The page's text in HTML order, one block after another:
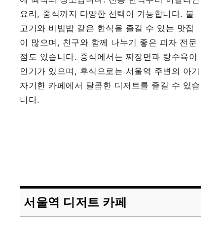
요리, 중식까지 다양한 선택이 가능합니다. 불
고기와 비빔밥 같은 한식을 즐길 수 있는 맛집
이 많으며, 친구와 함께 나누기 좋은 피자 전문
점도 있습니다. 중식에서는 짜장면과 탕수육이
인기가 있으며, 후식으로는 서울역 주변의 아기
자기한 카페에서 달콤한 디저트를 즐길 수 있습
니다.
서울역 디저트 카페